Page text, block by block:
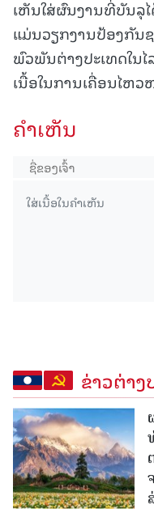
ເຫັນໃສ່ຜົນງານທີ່ບັນລຸໄ
ແມ່ນວຽກງານປ້ອງກັນ
ພົວພັນຕ່າງປະເທດໃນ
ເນື້ອໃນການເຄື່ອນໄຫ
ຄໍາເຫັນ
ຂ່າວຕ່າງ